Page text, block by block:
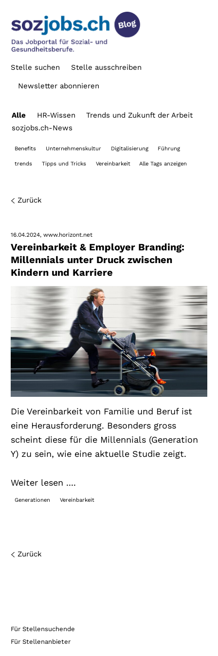
Stelle ausschreiben
Stelle suchen
Newsletter abonnieren
Alle HR-Wissen
Trends und Zukunft der Arbeit
sozjobs.ch-News
Benefits Unternehmenskultur Digitalisierung Führung
trends Tipps und Tricks Vereinbarkeit Alle Tags anzeigen
Zurück
16.04.2024 www.horizont.net
Vereinbarkeit & Employer Branding:
Millennials unter Druck zwischen
Kindern und Karriere
Die Vereinbarkeit von Familie und Beruf ist
eine Herausforderung. Besonders gross
scheint diese für die Millennials (Generation
Y) zu sein, wie eine aktuelle Studie zeigt.
Weiter lesen ....
Generationen Vereinbarkeit
Zurück
Für Stellensuchende
Für Stellenanbieter